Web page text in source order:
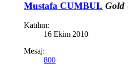
Mustafa CUMBUL Gold
Katılım:
16 Ekim 2010
Mesaj:
800